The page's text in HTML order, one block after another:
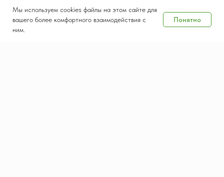
Мы используем cookies файлы на этом сайте для
вашего более комфортного взаимодействия с
ним.
Понятно